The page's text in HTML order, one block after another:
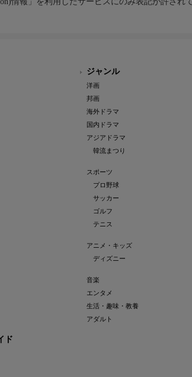
ド
ジャンル
洋画
邦画
海外ドラマ
国内ドラマ
アジアドラマ
韓流まつり
スポーツ
プロ野球
サッカー
ゴルフ
テニス
アニメ・キッズ
ディズニー
音楽
エンタメ
生活・趣味・教養
アダルト